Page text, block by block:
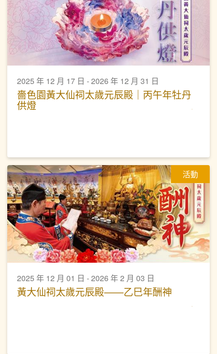
2025 年 12 月 17 日 - 2026 年 12 月 31 日
嗇色園黃大仙祠太歲元辰殿｜丙午年牡丹
供燈
活動
2025 年 12 月 01 日 - 2026 年 2 月 03 日
黃大仙祠太歲元辰殿——乙巳年酬神